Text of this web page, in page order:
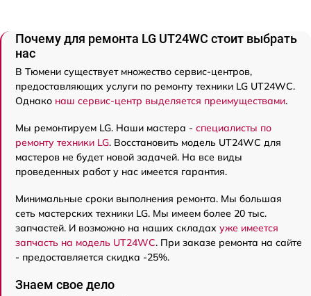
Почему для ремонта LG UT24WC стоит выбрать
нас
В Тюмени существует множество сервис-центров,
предоставляющих услуги по ремонту техники LG UT24WC.
Однако наш сервис-центр выделяется преимуществами.
Мы ремонтируем LG. Наши мастера - специалисты по
ремонту техники LG. Восстановить модель UT24WC для
мастеров не будет новой задачей. На все виды
проведенных работ у нас имеется гарантия.
Минимальные сроки выполнения ремонта. Мы большая
сеть мастерских техники LG. Мы имеем более 20 тыс.
запчастей. И возможно на наших складах уже имеется
запчасть на модель UT24WC. При заказе ремонта на сайте
- предоставляется скидка -25%.
Знаем свое дело